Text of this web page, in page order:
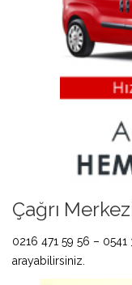
Çağrı
0216 471 59 56 –
arayabilirsiniz.